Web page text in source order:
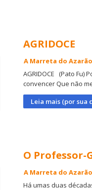
AGRIDOCE
A Marreta do Azarão
AGRIDOCE (Pato Fu)
convencer Que não
Leia mais (por sua
O Professor-
A Marreta do Azarão
Há umas duas